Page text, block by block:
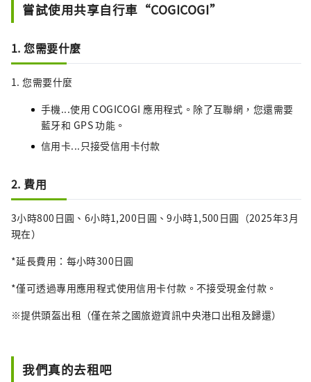
嘗試使用共享自行車“COGICOGI”
1. 您需要什麼
1. 您需要什麼
手機...使用 COGICOGI 應用程式。除了互聯網，您還需要
藍牙和 GPS 功能。
信用卡...只接受信用卡付款
2. 費用
3小時800日圓、6小時1,200日圓、9小時1,500日圓（2025年3月
現在）
*延長費用：每小時300日圓
*僅可透過專用應用程式使用信用卡付款。不接受現金付款。
※提供頭盔出租（僅在茶之國旅遊資訊中央港口出租及歸還）
我們真的去租吧